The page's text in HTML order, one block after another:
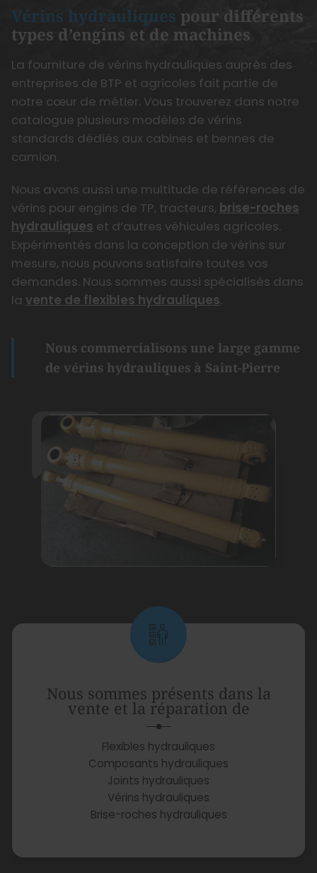
Vérins hydrauliques pour différents
types d’engins et de machines
La fourniture de vérins hydrauliques auprès des
entreprises de BTP et agricoles fait partie de
notre cœur de métier. Vous trouverez dans notre
catalogue plusieurs modèles de vérins
standards dédiés aux cabines et bennes de
camion.
Nous avons aussi une multitude de références de
vérins pour engins de TP, tracteurs, brise-roches
hydrauliques et d’autres véhicules agricoles.
Expérimentés dans la conception de vérins sur
mesure, nous pouvons satisfaire toutes vos
demandes. Nous sommes aussi spécialisés dans
la vente de flexibles hydrauliques.
Nous commercialisons une large gamme
de vérins hydrauliques à Saint-Pierre
Nous sommes présents dans la
vente et la réparation de
Flexibles hydrauliques
Composants hydrauliques
Joints hydrauliques
Vérins hydrauliques
Brise-roches hydrauliques